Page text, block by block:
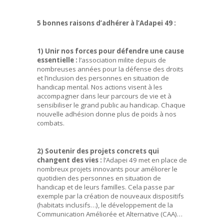
5 bonnes raisons d’adhérer à l’Adapei 49 :
1) Unir nos forces pour défendre une cause
essentielle : l’association milite depuis de
nombreuses années pour la défense des droits
et l’inclusion des personnes en situation de
handicap mental. Nos actions visent à les
accompagner dans leur parcours de vie et à
sensibiliser le grand public au handicap. Chaque
nouvelle adhésion donne plus de poids à nos
combats.
2) Soutenir des projets concrets qui
changent des vies : l’Adapei 49 met en place de
nombreux projets innovants pour améliorer le
quotidien des personnes en situation de
handicap et de leurs familles. Cela passe par
exemple par la création de nouveaux dispositifs
(habitats inclusifs…), le développement de la
Communication Améliorée et Alternative (CAA)…